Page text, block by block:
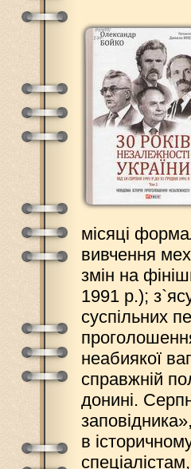
місяці
вивчення
змін на
1991 р.);
суспільних
неабиякої
справжній
донині.
в